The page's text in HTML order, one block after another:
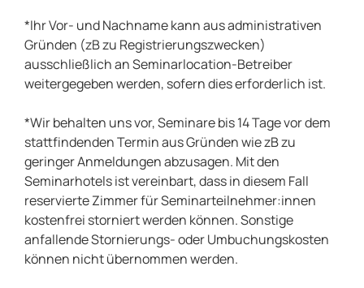
*Ihr Vor- und Nachname kann aus administrativen
Gründen (zB zu Registrierungszwecken)
ausschließlich an Seminarlocation-Betreiber
weitergegeben werden, sofern dies erforderlich ist.
*Wir behalten uns vor, Seminare bis 14 Tage vor dem
stattfindenden Termin aus Gründen wie zB zu
geringer Anmeldungen abzusagen. Mit den
Seminarhotels ist vereinbart, dass in diesem Fall
reservierte Zimmer für Seminarteilnehmer:innen
kostenfrei storniert werden können. Sonstige
anfallende Stornierungs- oder Umbuchungskosten
können nicht übernommen werden.